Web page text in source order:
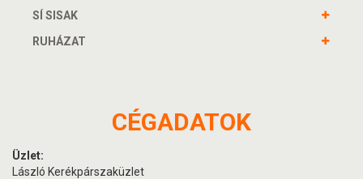
SÍ SISAK
RUHÁZAT
CÉGADATOK
Üzlet:
László Kerékpárszaküzlet